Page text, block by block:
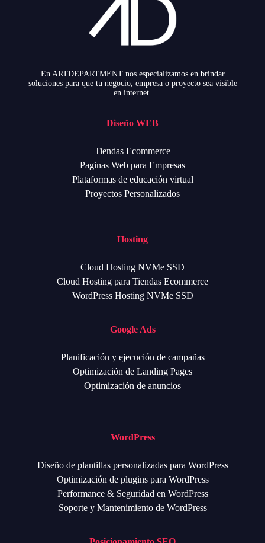
En ARTDEPARTMENT nos especializamos en brindar
soluciones para que tu negocio, empresa o proyecto sea visible
en internet.
Diseño WEB
Tiendas Ecommerce
Paginas Web para Empresas
Plataformas de educación virtual
Proyectos Personalizados
Hosting
Cloud Hosting NVMe SSD
Cloud Hosting para Tiendas Ecommerce
WordPress Hosting NVMe SSD
Google Ads
Planificación y ejecución de campañas
Optimización de Landing Pages
Optimización de anuncios
WordPress
Diseño de plantillas personalizadas para WordPress
Optimización de plugins para WordPress
Performance & Seguridad en WordPress
Soporte y Mantenimiento de WordPress